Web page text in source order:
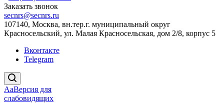
Заказать звонок
secnrs@secnrs.ru
107140, Москва, вн.тер.г. муниципальный округ
Красносельский, ул. Малая Красносельская, дом 2/8, корпус 5
Вконтакте
Telegram
AaВерсия для
слабовидящих